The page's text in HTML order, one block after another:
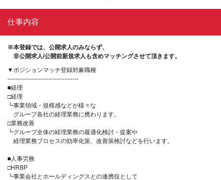
仕事内容
※本登録では、公開求人のみならず、
非公開求人/公開前新規求人も含めマッチングさせて頂きます。
▼ポジションマッチ登録対象職種
------------------------------------
■経理
□経理
┗事業領域・規模感などが様々な
グループ各社の経理業務に携わります。
□業務改善
┗グループ全体の経理業務の最適化検討・提案や
経理業務プロセスの効率化策、改善策検討などを行います。
■人事労務
□HRBP
┗事業会社とホールディングスとの連携役として